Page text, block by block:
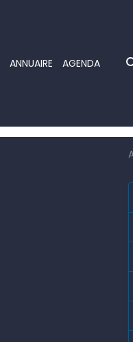
ANNUAIRE AGENDA